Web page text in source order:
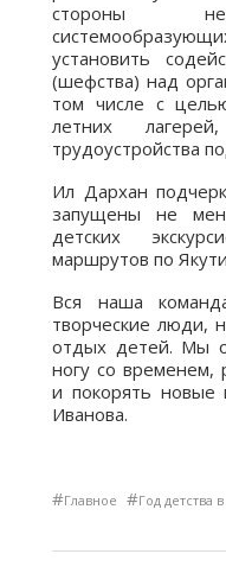
стороны
установить
(шефства) над
том числе с
летних
трудоустройства
Ил Дархан
запущены не
детских
маршрутов по
Вся наша
творческие люди,
отдых детей. Мы
ногу со временем,
и покорять
Иванова.
#Главное #Год детства